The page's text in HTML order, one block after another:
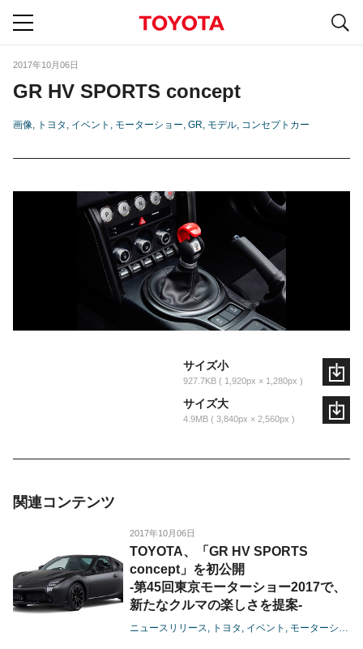
2017年10月06日
GR HV SPORTS concept
画像 トヨタ イベント モーターショー GR モデル コンセプトカー
サイズ小
927.7KB 1,920px × 1,280px
サイズ大
4.9MB 3,840px × 2,560px
関連コンテンツ
2017年10月06日
TOYOTA、「GR HV SPORTS
concept」を初公開
-第45回東京モーターショー2017で、
新たなクルマの楽しさを提案-
ニュースリリース トヨタ イベント モーターショー